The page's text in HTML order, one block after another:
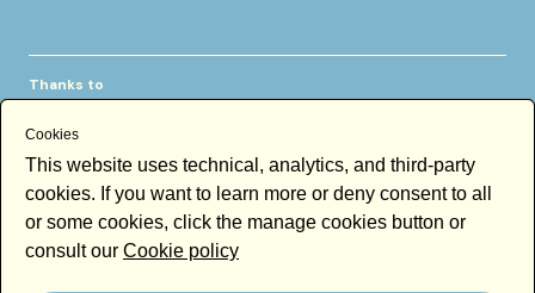
Thanks to
Newsletter
Cookies
This website uses technical, analytics, and third-party
cookies. If you want to learn more or deny consent to all
or some cookies, click the manage cookies button or
consult our Cookie policy